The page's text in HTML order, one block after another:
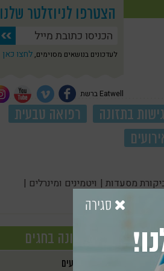
הצטרפו לניוזלטר שלנו
לעדכונים בנושאים מסוימים, לחצו כאן
Eatwell ברשת
גישות בתזונה
רפואה טבעית
מסעדות | ויטמינים ומינרלים |
תזונה בחגים
אירועים
סגירה